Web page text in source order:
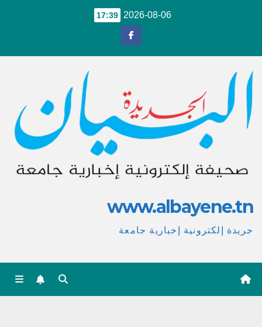
2026-08-06
17:39
www.albayene.tn
جريدة إلكترونية إخبارية جامعة